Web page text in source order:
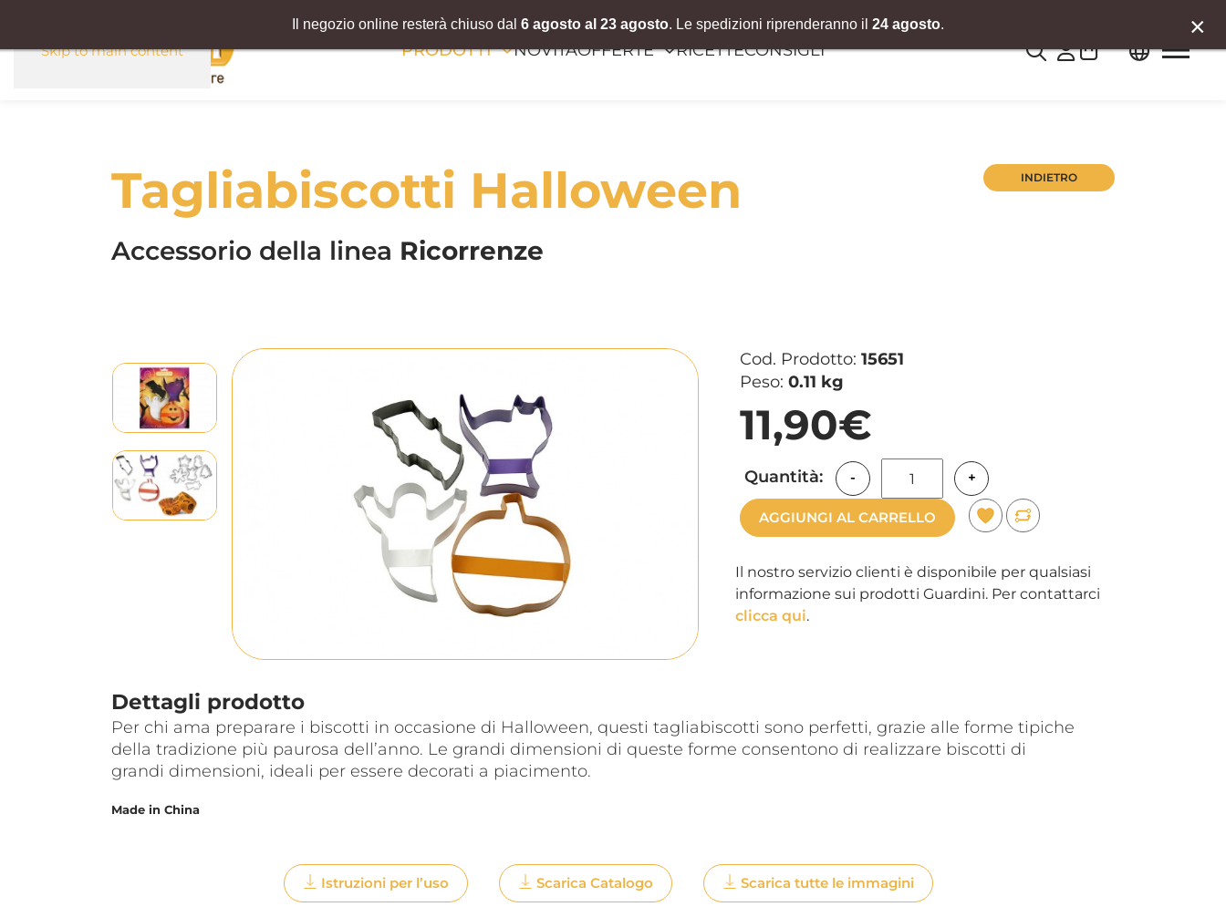
Skip to main content PRODOTTI NOVITÀOFFERTE RICETTECONSIGLI
Tagliabiscotti Halloween
Accessorio della linea Ricorrenze
INDIETRO
Cod. Prodotto: 15651
Peso: 0.11 kg
11,90€
Quantità: - +
AGGIUNGI AL CARRELLO
Il nostro servizio clienti è disponibile per qualsiasi
informazione sui prodotti Guardini. Per contattarci
clicca qui.
Dettagli prodotto
Per chi ama preparare i biscotti in occasione di Halloween, questi tagliabiscotti sono perfetti, grazie alle forme tipiche
della tradizione più paurosa dell’anno. Le grandi dimensioni di queste forme consentono di realizzare biscotti di
grandi dimensioni, ideali per essere decorati a piacimento.
Made in China
Istruzioni per l’uso Scarica Catalogo Scarica tutte le immagini
×
Il negozio online resterà chiuso dal 6 agosto al 23 agosto. Le spedizioni riprenderanno il 24 agosto.